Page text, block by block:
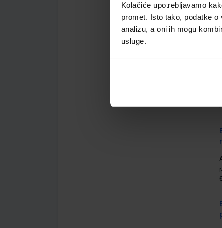
Kolačiće upotrebljavamo
promet. Isto tako, podatke
analizu, a oni ih mogu
usluge.